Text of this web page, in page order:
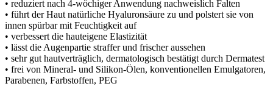
• reduziert nach 4-wöchiger Anwendung nachweislich Falten
• führt der Haut natürliche Hyaluronsäure zu und polstert sie von
innen spürbar mit Feuchtigkeit auf
• verbessert die hauteigene Elastizität
• lässt die Augenpartie straffer und frischer aussehen
• sehr gut hautverträglich, dermatologisch bestätigt durch Dermatest
• frei von Mineral- und Silikon-Ölen, konventionellen Emulgatoren,
Parabenen, Farbstoffen, PEG